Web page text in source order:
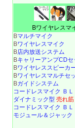
Bワイヤレスマ
Bマルチマイク
Bワイヤレスマイク
B店内放送システム
BキャリーアンプCDセ
Bワイヤレススピーカ
Bワイヤレスマルチセ
Bガイドシステム
コードレスマイク ＢＬ
ダイナミック型 売れ筋
コードレスマイク ＢＬ
モジュール＆ジャック